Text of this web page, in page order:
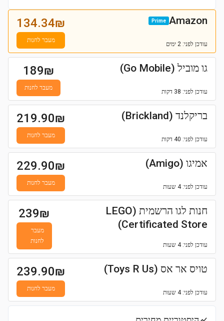
Amazon
Prime
עודכן לפני: 2 ימים
134.34₪
מעבר לחנות
גו מוביל (Go Mobile)
עודכן לפני: 38 דקות
189₪
מעבר לחנות
בריקלנד (Brickland)
עודכן לפני: 40 דקות
219.90₪
מעבר לחנות
אמיגו (Amigo)
עודכן לפני: 4 שעות
229.90₪
מעבר לחנות
חנות לגו הרשמית (LEGO
Certificated Store)
עודכן לפני: 4 שעות
239₪
מעבר
לחנות
טויס אר אס (Toys R Us)
עודכן לפני: 4 שעות
239.90₪
מעבר לחנות